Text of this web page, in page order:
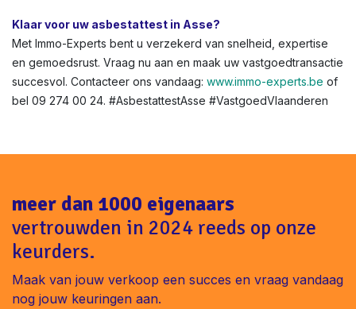
Klaar voor uw asbestattest in Asse?
Met Immo-Experts bent u verzekerd van snelheid, expertise
en gemoedsrust. Vraag nu aan en maak uw vastgoedtransactie
succesvol. Contacteer ons vandaag: www.immo-experts.be of
bel 09 274 00 24. #AsbestattestAsse #VastgoedVlaanderen
meer dan 1000 eigenaars
vertrouwden in 2024 reeds op onze
keurders.
Maak van jouw verkoop een succes en vraag vandaag
nog jouw keuringen aan.